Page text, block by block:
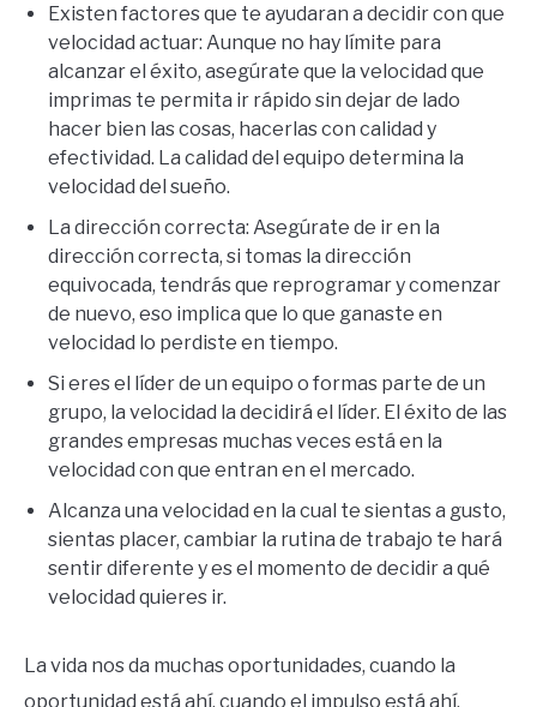
Existen factores que te ayudaran a decidir con que
velocidad actuar: Aunque no hay límite para
alcanzar el éxito, asegúrate que la velocidad que
imprimas te permita ir rápido sin dejar de lado
hacer bien las cosas, hacerlas con calidad y
efectividad. La calidad del equipo determina la
velocidad del sueño.
La dirección correcta: Asegúrate de ir en la
dirección correcta, si tomas la dirección
equivocada, tendrás que reprogramar y comenzar
de nuevo, eso implica que lo que ganaste en
velocidad lo perdiste en tiempo.
Si eres el líder de un equipo o formas parte de un
grupo, la velocidad la decidirá el líder. El éxito de las
grandes empresas muchas veces está en la
velocidad con que entran en el mercado.
Alcanza una velocidad en la cual te sientas a gusto,
sientas placer, cambiar la rutina de trabajo te hará
sentir diferente y es el momento de decidir a qué
velocidad quieres ir.
La vida nos da muchas oportunidades, cuando la
oportunidad está ahí, cuando el impulso está ahí,